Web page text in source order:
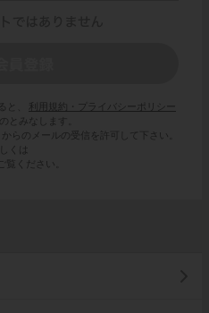
と、
利用規約・プライバシーポリシー
とみなします。
らのメールの受信を許可して下さい。
しくは
覧ください。